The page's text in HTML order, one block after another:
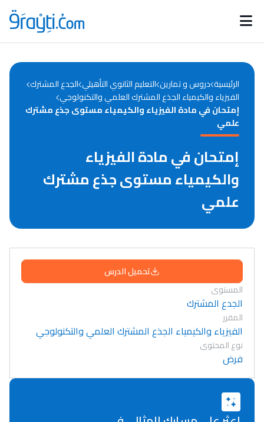
Catégories
d'actualités
Annonces bourses
الرئيسية دروس و تمارين التعليم الثانوي التأهيلي الجدع المشترك
الفيزياء والكيمياء الجذع المشترك العلمي والتكنولوجي
إمتحان في مادة الفيزياء والكيمياء مستوى جذع مشترك
علمي
إمتحان في مادة الفيزياء
والكيمياء مستوى جذع مشترك
علمي
تحميل الدرس
المستوى
الجدع المشترك
المقرر
الفيزياء والكيمياء الجذع المشترك العلمي والتكنولوجي
نوع المحتوى
فرض